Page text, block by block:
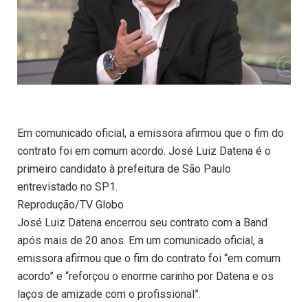
Em comunicado oficial, a emissora afirmou que o fim do
contrato foi em comum acordo. José Luiz Datena é o
primeiro candidato à prefeitura de São Paulo
entrevistado no SP1.
Reprodução/TV Globo
José Luiz Datena encerrou seu contrato com a Band
após mais de 20 anos. Em um comunicado oficial, a
emissora afirmou que o fim do contrato foi “em comum
acordo” e “reforçou o enorme carinho por Datena e os
laços de amizade com o profissional”.